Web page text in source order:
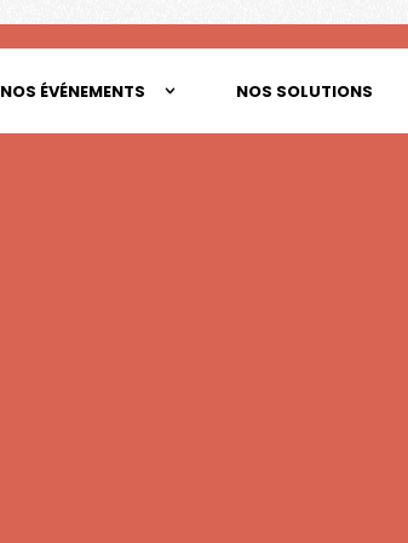
NOS ÉVÉNEMENTS NOS SOLUTIONS